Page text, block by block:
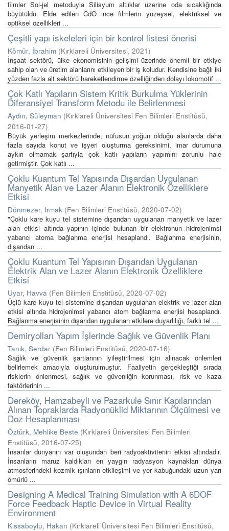
filmler Sol-jel metoduyla Silisyum altlıklar üzerine oda sıcaklığında
büyütüldü. Elde edilen CdO ince filmlerin yüzeysel, elektriksel ve
optiksel özellikleri ...
Çeşitli yapı iskeleleri için bir kontrol listesi önerisi
Kömür, İbrahim (Kırklareli Üniversitesi, 2021)
İnşaat sektörü, ülke ekonomisinin gelişimi üzerinde önemli bir etkiye
sahip olan ve üretim alanlarını etkileyen bir iş koludur. Kendisine bağlı iki
yüzden fazla alt sektörü hareketlendirme özelliğinden dolayı lokomotif ...
Çok Katlı Yapıların Sistem Kritik Burkulma Yüklerinin
Diferansiyel Transform Metodu ile Belirlenmesi
Aydın, Süleyman (Kırklareli Üniversitesi Fen Bilimleri Enstitüsü,
2016-01-27)
Büyük yerleşim merkezlerinde, nüfusun yoğun olduğu alanlarda daha
fazla sayıda konut ve işyeri oluşturma gereksinimi, imar durumuna
aykırı olmamak şartıyla çok katlı yapıların yapımını zorunlu hale
getirmiştir. Çok katlı ...
Çoklu Kuantum Tel Yapısında Dışardan Uygulanan
Manyetik Alan ve Lazer Alanın Elektronik Özelliklere
Etkisi
Dönmezer, Irmak (Fen Bilimleri Enstitüsü, 2020-07-02)
"Çoklu kare kuyu tel sistemine dışarıdan uygulanan manyetik ve lazer
alan etkisi altında yapının içinde bulunan bir elektronun hidrojenimsi
yabancı atoma bağlanma enerjisi hesaplandı. Bağlanma enerjisinin,
dışarıdan ...
Çoklu Kuantum Tel Yapısının Dışarıdan Uygulanan
Elektrik Alan ve Lazer Alanın Elektronik Özelliklere
Etkisi
Uyar, Havva (Fen Bilimleri Enstitüsü, 2020-07-02)
Üçlü kare kuyu tel sistemine dışarıdan uygulanan elektrik ve lazer alan
etkisi altında hidrojenimsi yabancı atom bağlanma enerjisi hesaplandı.
Bağlanma enerjisinin dışarıdan uygulanan etkilere duyarlılığı, farklı tel ...
Demiryolları Yapım İşlerinde Sağlık ve Güvenlik Planı
Tanık, Serdar (Fen Bilimleri Enstitüsü, 2020-07-16)
Sağlık ve güvenlik şartlarının iyileştirilmesi için alınacak önlemleri
belirlemek amacıyla oluşturulmuştur. Faaliyetin gerçekleştiği sırada
risklerin önlenmesi, sağlık ve güvenliğin korunması, risk ve kaza
faktörlerinin ...
Dereköy, Hamzabeyli ve Pazarkule Sınır Kapılarından
Alınan Topraklarda Radyonüklid Miktarının Ölçülmesi ve
Doz Hesaplanması
Öztürk, Mehlike Beste (Kırklareli Üniversitesi Fen Bilimleri
Enstitüsü, 2016-07-25)
İnsanlar dünyanın var oluşundan beri radyoaktivitenin etkisi altındadır.
İnsanların maruz kaldıkları en yaygın radyasyon kaynakları dünya
atmosferindeki kozmik ışınların etkileşimi ve yer kabuğundaki uzun yarı
ömürlü ...
Designing A Medical Training Simulation with A 6DOF
Force Feedback Haptic Device in Virtual Reality
Environment
Kıssaboylu, Hakan (Kırklareli Üniversitesi Fen Bilimleri Enstitüsü,